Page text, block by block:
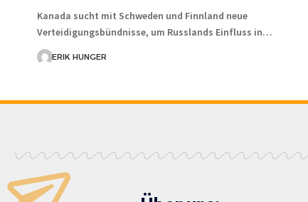
Kanada sucht mit Schweden und Finnland neue
Verteidigungsbündnisse, um Russlands Einfluss in…
ERIK HUNGER